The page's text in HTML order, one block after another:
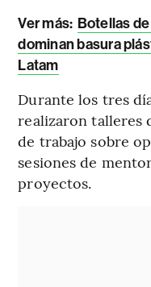
Ver más: Botellas
dominan basura
Latam
Durante los tres
realizaron talleres
de trabajo sobre
sesiones de
proyectos.